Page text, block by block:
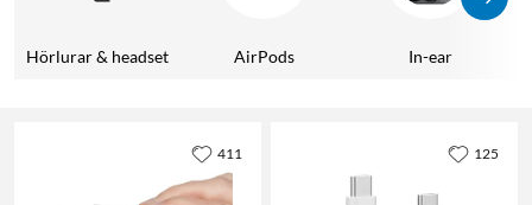
Hörlurar & headset AirPods In-ear
411 125